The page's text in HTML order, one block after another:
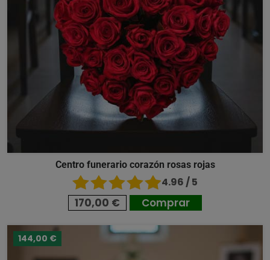
Centro funerario corazón rosas rojas
4.96 / 5
170,00 € Comprar
144,00 €